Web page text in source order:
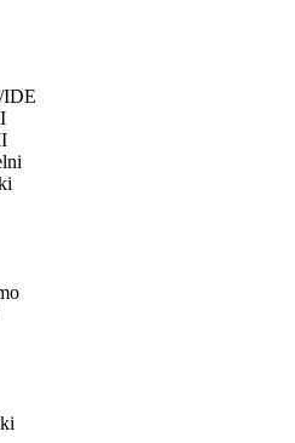
IDE